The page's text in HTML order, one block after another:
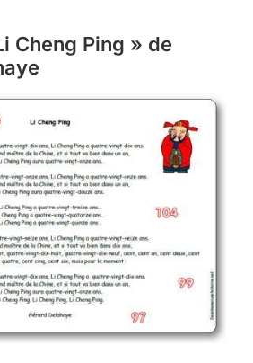
Cheng Ping » de